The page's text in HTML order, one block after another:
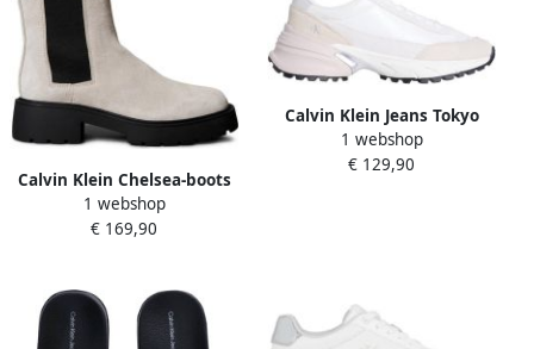
Calvin Klein Chelsea-boots
CHUNKY CHELSEA BOOT
LTH Instaplaarzen
1 webshop
€ 169,90
Calvin Klein Jeans Tokyo
Hike Runner Schoenen Wit
Vrouw
1 webshop
€ 129,90